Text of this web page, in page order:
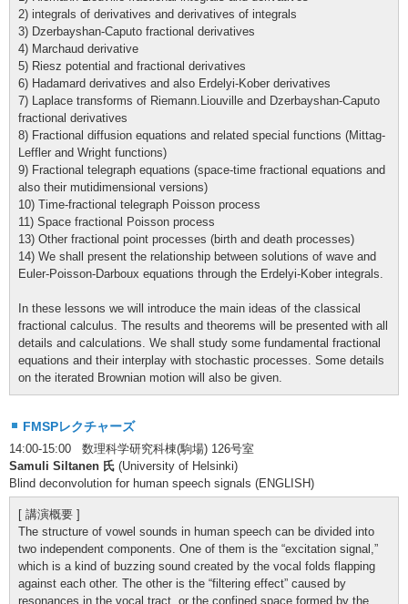
2) integrals of derivatives and derivatives of integrals
3) Dzerbayshan-Caputo fractional derivatives
4) Marchaud derivative
5) Riesz potential and fractional derivatives
6) Hadamard derivatives and also Erdelyi-Kober derivatives
7) Laplace transforms of Riemann.Liouville and Dzerbayshan-Caputo
fractional derivatives
8) Fractional diffusion equations and related special functions (Mittag-
Leffler and Wright functions)
9) Fractional telegraph equations (space-time fractional equations and
also their mutidimensional versions)
10) Time-fractional telegraph Poisson process
11) Space fractional Poisson process
13) Other fractional point processes (birth and death processes)
14) We shall present the relationship between solutions of wave and
Euler-Poisson-Darboux equations through the Erdelyi-Kober integrals.
In these lessons we will introduce the main ideas of the classical
fractional calculus. The results and theorems will be presented with all
details and calculations. We shall study some fundamental fractional
equations and their interplay with stochastic processes. Some details
on the iterated Brownian motion will also be given.
FMSPレクチャーズ
14:00-15:00 数理科学研究科棟(駒場) 126号室
Samuli Siltanen 氏 (University of Helsinki)
Blind deconvolution for human speech signals (ENGLISH)
[ 講演概要 ]
The structure of vowel sounds in human speech can be divided into
two independent components. One of them is the “excitation signal,”
which is a kind of buzzing sound created by the vocal folds flapping
against each other. The other is the “filtering effect” caused by
resonances in the vocal tract, or the confined space formed by the